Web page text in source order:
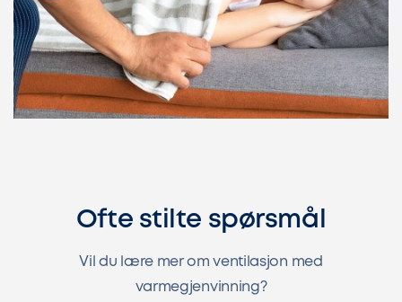
Ofte stilte spørsmål
Vil du lære mer om ventilasjon med
varmegjenvinning?